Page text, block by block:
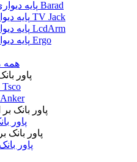
پایه دیواری مانیتور Barad
پایه دیوار مانیتور TV Jack
پایه دیوار مانیتور LcdArm
پایه دیوار مانیتور Ergo
همه
پاور
پاور بانک Tsco
پاوربانک Anker
پاور بانک
پاور بانک
پاور بانک
پاور